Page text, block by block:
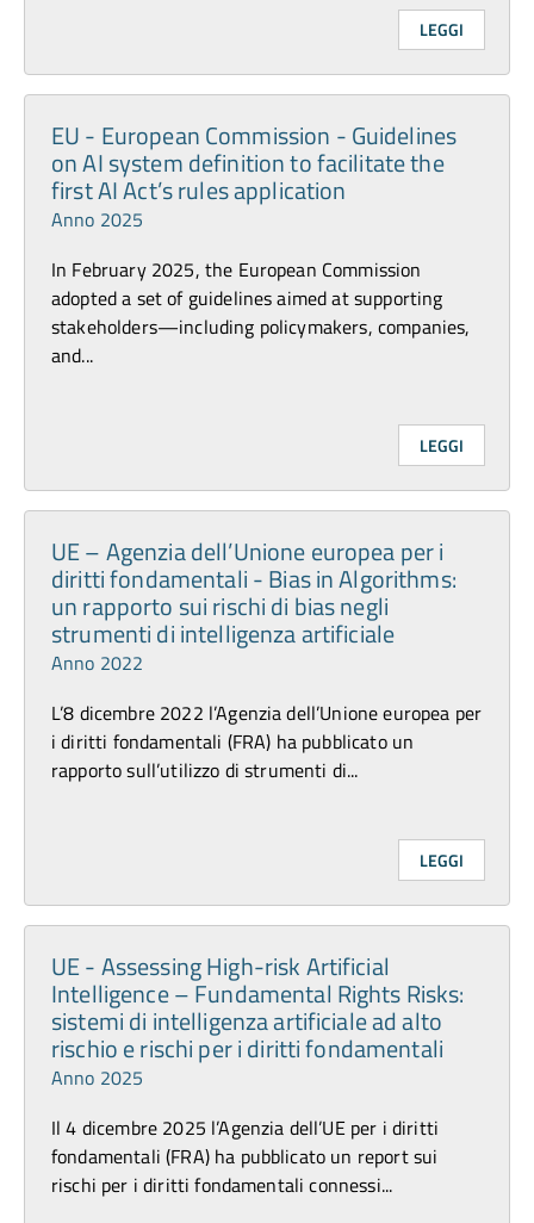
LEGGI
EU - European Commission - Guidelines
on AI system definition to facilitate the
first AI Act’s rules application
Anno 2025
In February 2025, the European Commission
adopted a set of guidelines aimed at supporting
stakeholders—including policymakers, companies,
and...
LEGGI
UE – Agenzia dell’Unione europea per i
diritti fondamentali - Bias in Algorithms:
un rapporto sui rischi di bias negli
strumenti di intelligenza artificiale
Anno 2022
L’8 dicembre 2022 l’Agenzia dell’Unione europea per
i diritti fondamentali (FRA) ha pubblicato un
rapporto sull’utilizzo di strumenti di...
LEGGI
UE - Assessing High-risk Artificial
Intelligence – Fundamental Rights Risks:
sistemi di intelligenza artificiale ad alto
rischio e rischi per i diritti fondamentali
Anno 2025
Il 4 dicembre 2025 l’Agenzia dell’UE per i diritti
fondamentali (FRA) ha pubblicato un report sui
rischi per i diritti fondamentali connessi...